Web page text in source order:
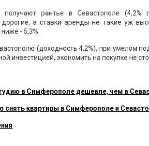
рантье в Севастополе (4,2%
а ставки аренды не такие уж
- 5,3%.
(доходность 4,2%), при умелом
инвестицией, экономить на покупке не
в Симферополе дешевле, чем в
снять квартиры в Симферополе и